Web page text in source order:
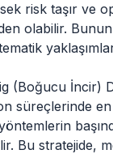
risk taşır ve
olabilir.
(Boğucu İncir)
süreçlerinde en
Bu stratejide,